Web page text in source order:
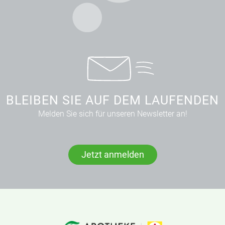
BLEIBEN SIE AUF DEM LAUFENDEN
Melden Sie sich für unseren Newsletter an!
Jetzt anmelden